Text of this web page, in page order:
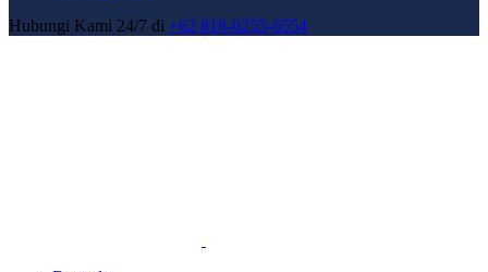
Hubungi Kami 24/7 di +62 818-0255-6554